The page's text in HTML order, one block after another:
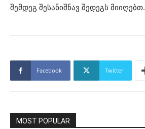
შემდეგ შესანიშნავ შედეგს მიიღებთ.
Facebook Twitter
MOST POPULAR